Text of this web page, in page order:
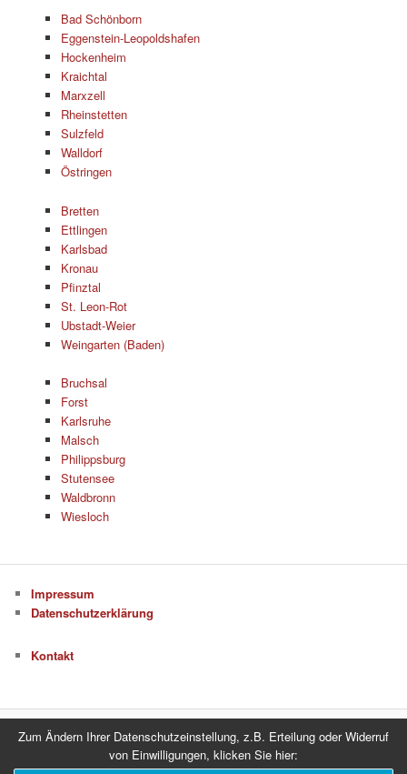
Bad Schönborn
Eggenstein-Leopoldshafen
Hockenheim
Kraichtal
Marxzell
Rheinstetten
Sulzfeld
Walldorf
Östringen
Bretten
Ettlingen
Karlsbad
Kronau
Pfinztal
St. Leon-Rot
Ubstadt-Weier
Weingarten (Baden)
Bruchsal
Forst
Karlsruhe
Malsch
Philippsburg
Stutensee
Waldbronn
Wiesloch
Impressum
Datenschutzerklärung
Kontakt
Datenschutzerklärung Stolz präsentiert von WordPress
Zum Ändern Ihrer Datenschutzeinstellung, z.B. Erteilung oder Widerruf
von Einwilligungen, klicken Sie hier: